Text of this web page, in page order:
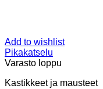
Add to wishlist
Pikakatselu
Varasto loppu
Kastikkeet ja mausteet